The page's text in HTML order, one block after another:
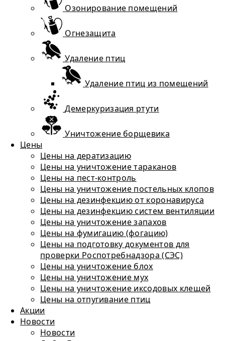
Озонирование помещений
Огнезащита
Удаление птиц
Удаление птиц из помещений
Демеркуризация ртути
Уничтожение борщевика
Цены
Цены на дератизацию
Цены на уничтожение тараканов
Цены на пест-контроль
Цены на уничтожение постельных клопов
Цены на дезинфекцию от коронавируса
Цены на дезинфекцию систем вентиляции
Цены на уничтожение запахов
Цены на фумигацию (фогацию)
Цены на подготовку документов для
проверки Роспотребнадзора (СЭС)
Цены на уничтожение блох
Цены на уничтожение мух
Цены на уничтожение иксодовых клещей
Цены на отпугивание птиц
Акции
Новости
Новости